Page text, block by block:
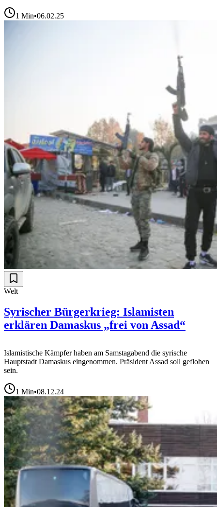
1 Min•06.02.25
Welt
Syrischer Bürgerkrieg: Islamisten
erklären Damaskus „frei von Assad“
Islamistische Kämpfer haben am Samstagabend die syrische
Hauptstadt Damaskus eingenommen. Präsident Assad soll geflohen
sein.
1 Min•08.12.24